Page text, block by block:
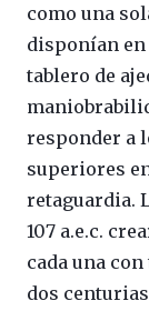
como una
disponían en
tablero de
responder a
superiores
retaguardia.
107 a.e.c.
cada una
dos